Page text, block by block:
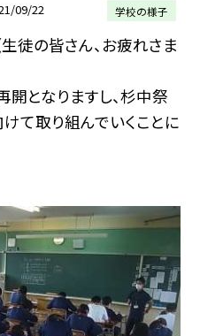
09/22 学校の様子
徒の皆さん、お疲れさま
となりますし、杉中祭
て取り組んでいくことに